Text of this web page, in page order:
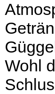
Wohl